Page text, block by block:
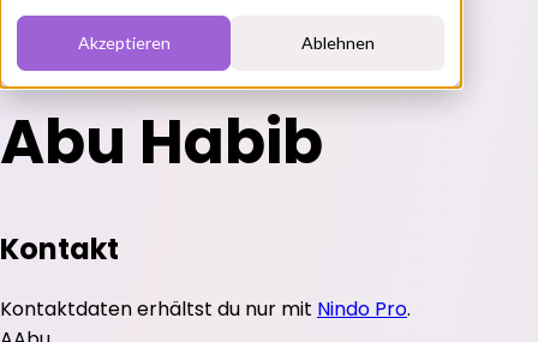
Akzeptieren Ablehnen
Abu Habib
Kontakt
Kontaktdaten erhältst du nur mit Nindo Pro.